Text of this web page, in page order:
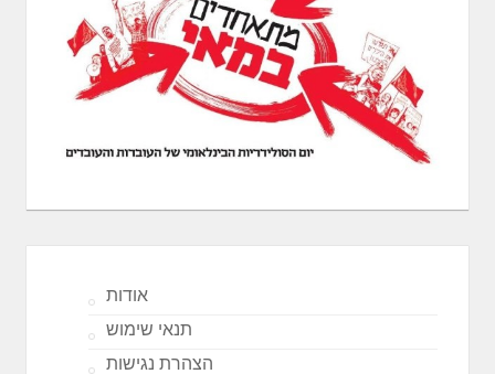
אודות
תנאי שימוש
הצהרת נגישות